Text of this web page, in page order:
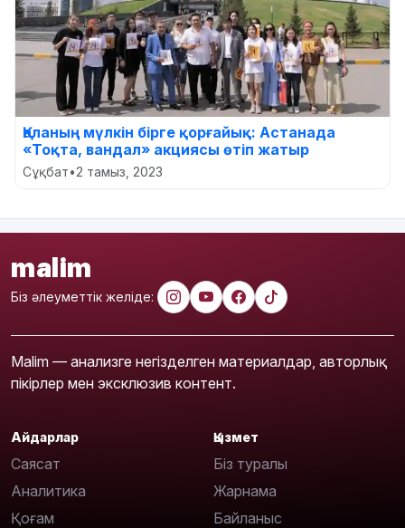
Қаланың мүлкін бірге қорғайық: Астанада
«Тоқта, вандал» акциясы өтіп жатыр
Сұқбат•2 тамыз, 2023
malim
Біз әлеуметтік желіде:
Malim — анализге негізделген материалдар, авторлық
пікірлер мен эксклюзив контент.
Айдарлар
Саясат
Аналитика
Қоғам
Қызмет
Біз туралы
Жарнама
Байланыс